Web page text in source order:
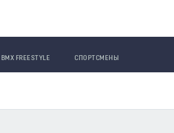
BMX FREESTYLE СПОРТСМЕНЫ